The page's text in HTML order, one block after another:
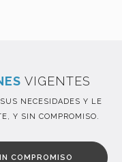
VIGENTES
NECESIDADES Y LE
Y SIN COMPROMISO.
COMPROMISO